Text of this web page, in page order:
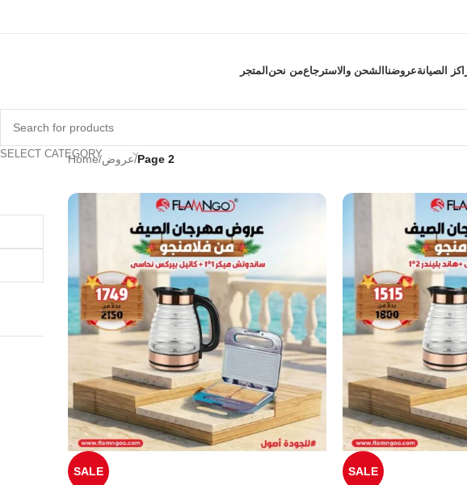
المتجرمن نحنالشحن والاسترجاععروضناالصيانة
SELECT CATEGORY
Home/عروض/Page 2
SALE SALE